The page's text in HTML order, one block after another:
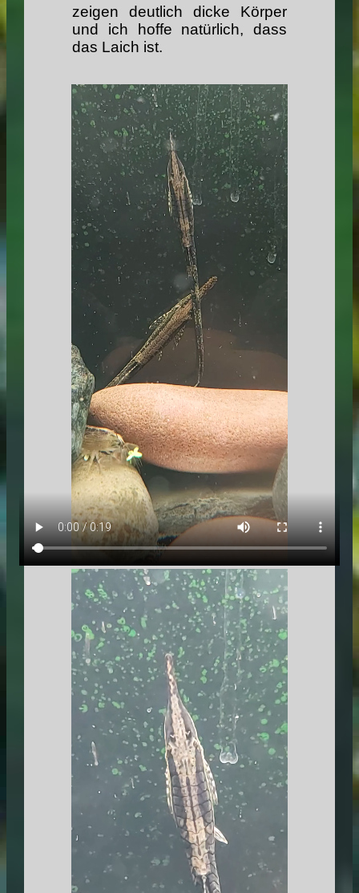
zeigen deutlich dicke Körper
und ich hoffe natürlich, dass
das Laich ist.